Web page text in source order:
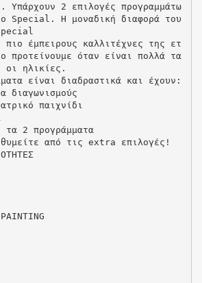
Υπάρχουν 2 επιλογές προγραμμάτω
Special. Η μοναδική διαφορά του
πιο έμπειρους καλλιτέχνες της ετ
προτείνουμε όταν είναι πολλά τα
οι ηλικίες.
είναι διαδραστικά και έχουν:
διαγωνισμούς
παιχνίδι
τα 2 προγράμματα
από τις extra επιλογές!